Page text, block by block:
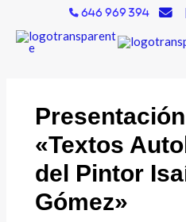
contenido
646 969 394
«Textos
del Pintor
Gómez»